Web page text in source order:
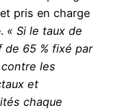
pris en charge
« Si le taux de
de 65 % fixé par
les
et
chaque